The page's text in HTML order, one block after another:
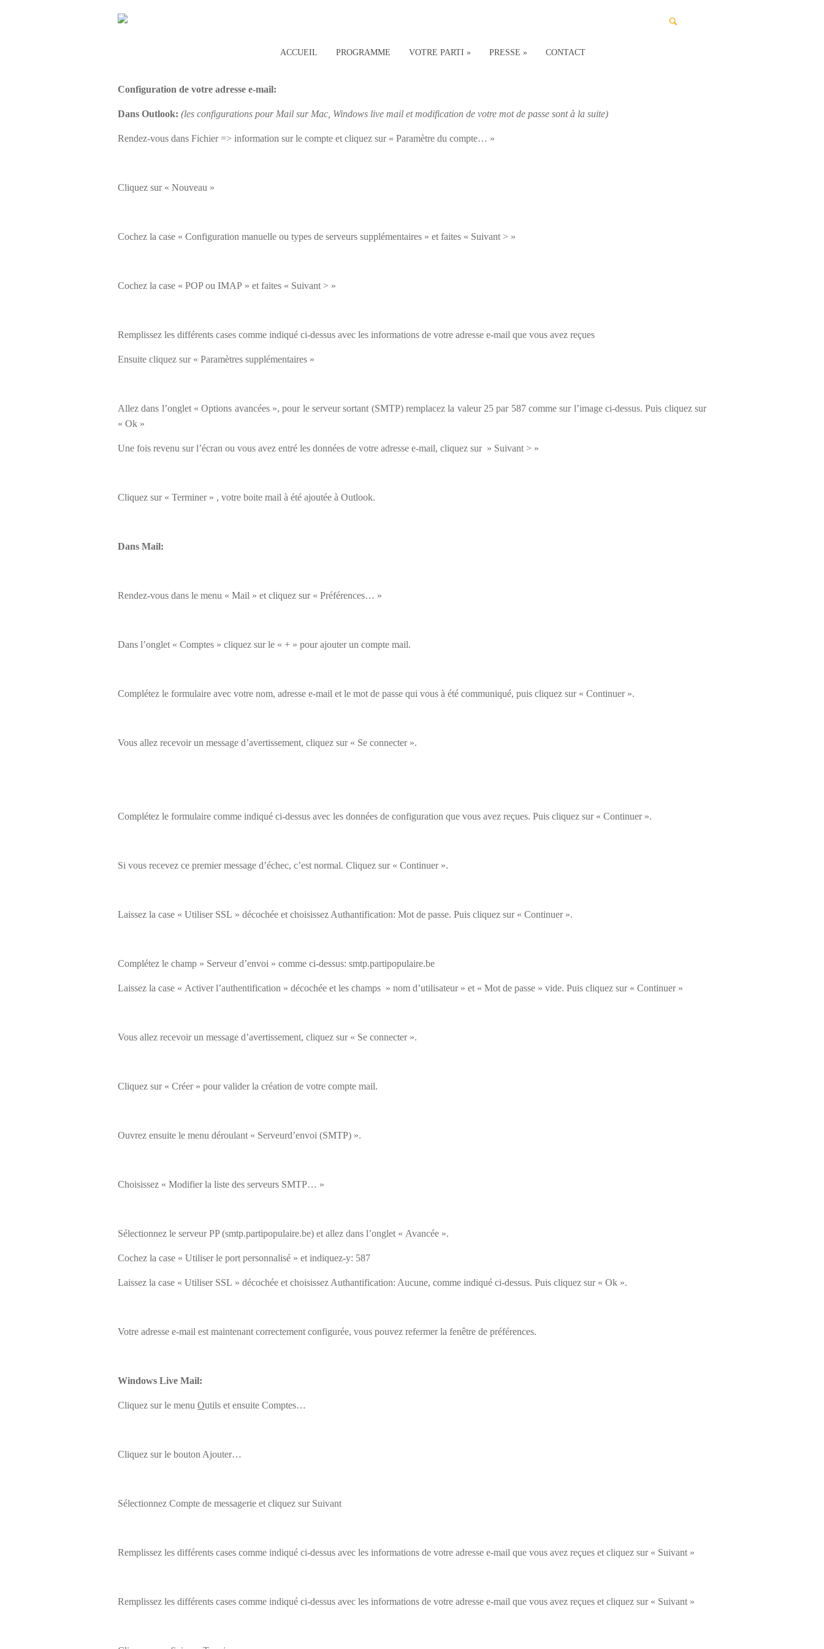
ACCUEIL PROGRAMME VOTRE PARTI » PRESSE » CONTACT
🔍
CONFIGURATIONMAIL
Configuration de votre adresse e-mail:
Dans Outlook: (les configurations pour Mail sur Mac, Windows live mail et modification de votre mot de passe sont à la suite)
Rendez-vous dans Fichier => information sur le compte et cliquez sur « Paramètre du compte… »
Cliquez sur « Nouveau »
Cochez la case « Configuration manuelle ou types de serveurs supplémentaires » et faites « Suivant > »
Cochez la case « POP ou IMAP » et faites « Suivant > »
Remplissez les différents cases comme indiqué ci-dessus avec les informations de votre adresse e-mail que vous avez reçues
Ensuite cliquez sur « Paramètres supplémentaires »
Allez dans l’onglet « Options avancées », pour le serveur sortant (SMTP) remplacez la valeur 25 par 587 comme sur l’image ci-dessus. Puis cliquez sur
« Ok »
Une fois revenu sur l’écran ou vous avez entré les données de votre adresse e-mail, cliquez sur » Suivant > »
Cliquez sur « Terminer » , votre boite mail à été ajoutée à Outlook.
Dans Mail:
Rendez-vous dans le menu « Mail » et cliquez sur « Préférences… »
Dans l’onglet « Comptes » cliquez sur le « + » pour ajouter un compte mail.
Complétez le formulaire avec votre nom, adresse e-mail et le mot de passe qui vous à été communiqué, puis cliquez sur « Continuer ».
Vous allez recevoir un message d’avertissement, cliquez sur « Se connecter ».
Complétez le formulaire comme indiqué ci-dessus avec les données de configuration que vous avez reçues. Puis cliquez sur « Continuer ».
Si vous recevez ce premier message d’échec, c’est normal. Cliquez sur « Continuer ».
Laissez la case « Utiliser SSL » décochée et choisissez Authantification: Mot de passe. Puis cliquez sur « Continuer ».
Complétez le champ » Serveur d’envoi » comme ci-dessus: smtp.partipopulaire.be
Laissez la case « Activer l’authentification » décochée et les champs » nom d’utilisateur » et « Mot de passe » vide. Puis cliquez sur « Continuer »
Vous allez recevoir un message d’avertissement, cliquez sur « Se connecter ».
Cliquez sur « Créer » pour valider la création de votre compte mail.
Ouvrez ensuite le menu déroulant « Serveurd’envoi (SMTP) ».
Choisissez « Modifier la liste des serveurs SMTP… »
Sélectionnez le serveur PP (smtp.partipopulaire.be) et allez dans l’onglet « Avancée ».
Cochez la case « Utiliser le port personnalisé » et indiquez-y: 587
Laissez la case « Utiliser SSL » décochée et choisissez Authantification: Aucune, comme indiqué ci-dessus. Puis cliquez sur « Ok ».
Votre adresse e-mail est maintenant correctement configurée, vous pouvez refermer la fenêtre de préférences.
Windows Live Mail:
Cliquez sur le menu Outils et ensuite Comptes…
Cliquez sur le bouton Ajouter…
Sélectionnez Compte de messagerie et cliquez sur Suivant
Remplissez les différents cases comme indiqué ci-dessus avec les informations de votre adresse e-mail que vous avez reçues et cliquez sur « Suivant »
Remplissez les différents cases comme indiqué ci-dessus avec les informations de votre adresse e-mail que vous avez reçues et cliquez sur « Suivant »